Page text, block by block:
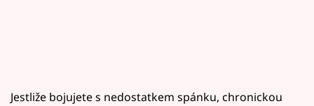
Jestliže bojujete s nedostatkem spánku, chronickou